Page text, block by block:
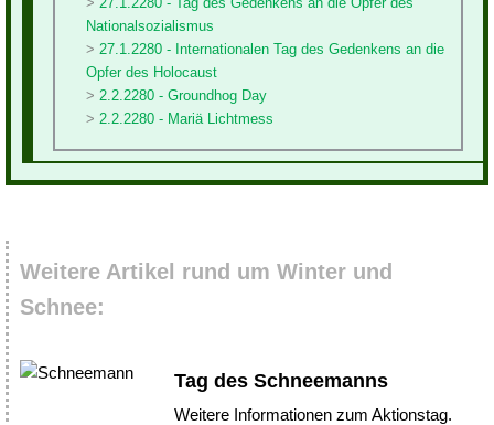
Nationalsozialismus
27.1.2280 - Internationalen Tag des Gedenkens an die
Opfer des Holocaust
2.2.2280 - Groundhog Day
2.2.2280 - Mariä Lichtmess
Weitere Artikel rund um Winter und
Schnee:
Tag des Schneemanns
Weitere Informationen zum Aktionstag.